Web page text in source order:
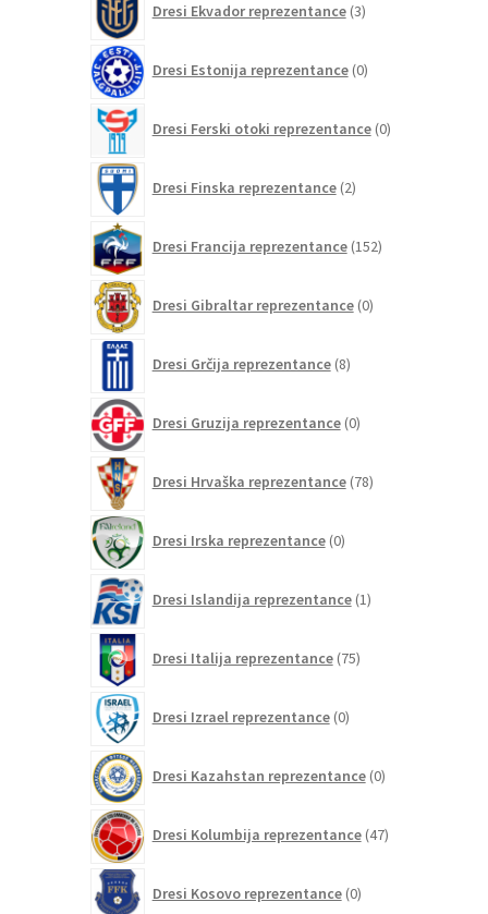
Dresi Ekvador reprezentance 3izdelki
Dresi Estonija reprezentance 0izdelkov
Dresi Ferski otoki reprezentance 0izdelkov
Dresi Finska reprezentance 2izdelka
Dresi Francija reprezentance 152izdelkov
Dresi Gibraltar reprezentance 0izdelkov
Dresi Grčija reprezentance 8izdelkov
Dresi Gruzija reprezentance 0izdelkov
Dresi Hrvaška reprezentance 78izdelkov
Dresi Irska reprezentance 0izdelkov
Dresi Islandija reprezentance 1izdelek
Dresi Italija reprezentance 75izdelkov
Dresi Izrael reprezentance 0izdelkov
Dresi Kazahstan reprezentance 0izdelkov
Dresi Kolumbija reprezentance 47izdelkov
Dresi Kosovo reprezentance 0izdelkov